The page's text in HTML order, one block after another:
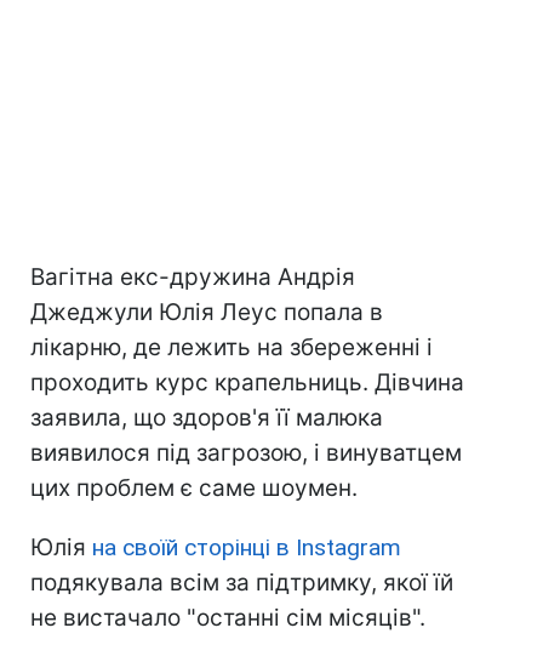
Вагітна екс-дружина Андрія
Джеджули Юлія Леус попала в
лікарню, де лежить на збереженні і
проходить курс крапельниць. Дівчина
заявила, що здоров'я її малюка
виявилося під загрозою, і винуватцем
цих проблем є саме шоумен.
Юлія на своїй сторінці в Instagram
подякувала всім за підтримку, якої їй
не вистачало "останні сім місяців".